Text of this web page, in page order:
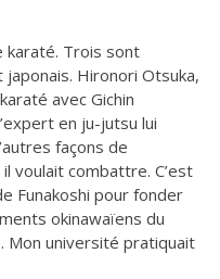
karaté. Trois sont
Hironori Otsuka,
avec Gichin
en ju-jutsu lui
façons de
voulait combattre. C’est
Funakoshi pour fonder
okinawaïens du
Mon université pratiquait